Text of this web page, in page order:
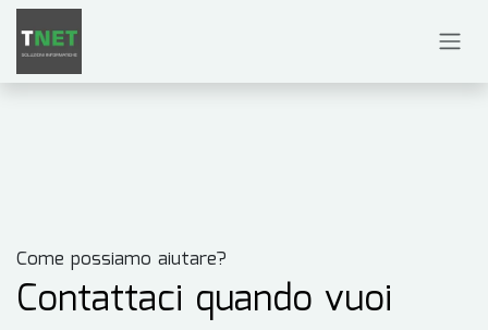
Passa al contenuto
Come possiamo aiutare?
Contattaci quando vuoi